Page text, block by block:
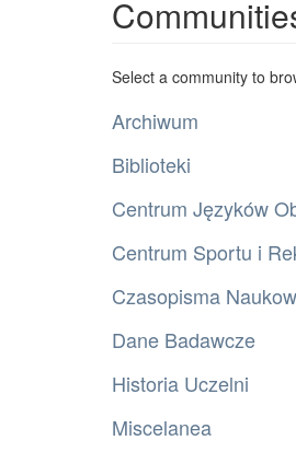
Select a community to
Archiwum
Biblioteki
Centrum Języków
Centrum Sportu i
Czasopisma
Dane Badawcze
Historia Uczelni
Miscelanea